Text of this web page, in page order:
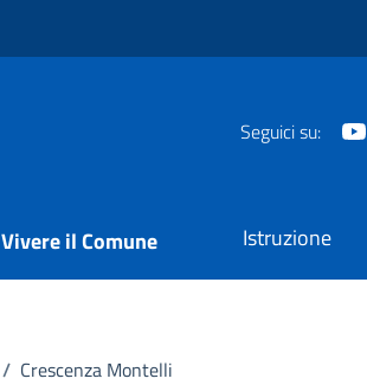
Seguici su:
Vivere il Comune Istruzione
/ Crescenza Montelli